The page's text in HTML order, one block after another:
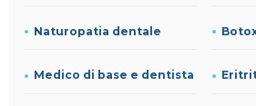
Naturopatia dentale
Medico di base e dentista